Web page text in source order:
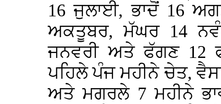
16 ਜੁਲਾਈ, ਭਾਦੋਂ 16
ਅਕਤੂਬਰ, ਮੱਘਰ 14
ਜਨਵਰੀ ਅਤੇ ਫੱਗਣ 12
ਪਹਿਲੇ ਪੰਜ ਮਹੀਨੇ ਚੇਤ,
ਅਤੇ ਮਗਰਲੇ 7 ਮਹੀਨੇ